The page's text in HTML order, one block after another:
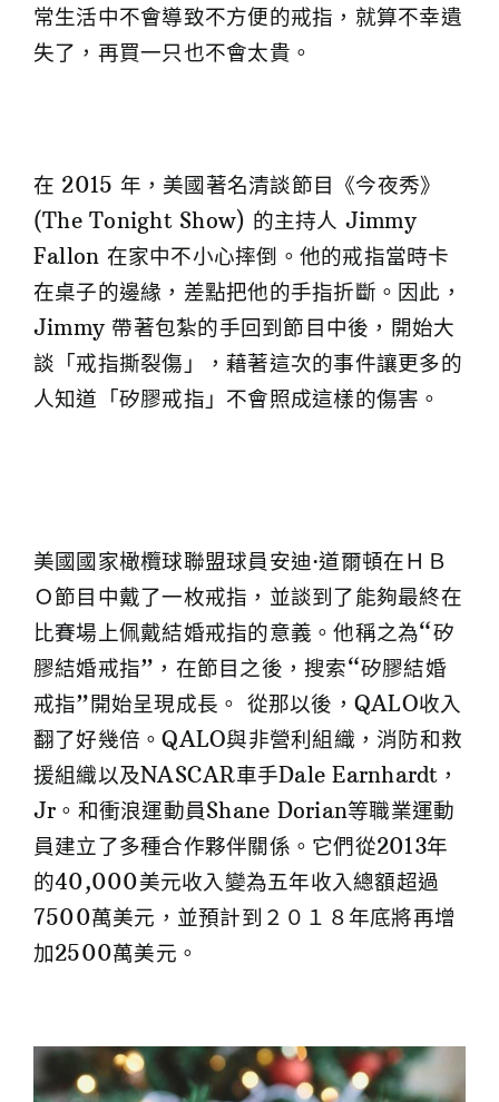
常生活中不會導致不方便的戒指，就算不幸遺
失了，再買一只也不會太貴。
在 2015 年，美國著名清談節目《今夜秀》
(The Tonight Show) 的主持人 Jimmy
Fallon 在家中不小心摔倒。他的戒指當時卡
在桌子的邊緣，差點把他的手指折斷。因此，
Jimmy 帶著包紮的手回到節目中後，開始大
談「戒指撕裂傷」，藉著這次的事件讓更多的
人知道「矽膠戒指」不會照成這樣的傷害。
美國國家橄欖球聯盟球員安迪·道爾頓在ＨＢ
Ｏ節目中戴了一枚戒指，並談到了能夠最終在
比賽場上佩戴結婚戒指的意義。他稱之為“矽
膠結婚戒指”，在節目之後，搜索“矽膠結婚
戒指”開始呈現成長。 從那以後，QALO收入
翻了好幾倍。QALO與非營利組織，消防和救
援組織以及NASCAR車手Dale Earnhardt，
Jr。和衝浪運動員Shane Dorian等職業運動
員建立了多種合作夥伴關係。它們從2013年
的40,000美元收入變為五年收入總額超過
7500萬美元，並預計到２０１８年底將再增
加2500萬美元。